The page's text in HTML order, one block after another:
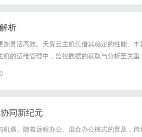
析
灵活高效。天翼云主机凭借其稳定的性能、丰
的运维管理中，监控数据的获取与分析至关重
企业更好地洞察云主机的运行状态，及时发现并
据接入Prometheus，...
同新纪元
遇。随着远程办公、混合办公模式的普及，跨